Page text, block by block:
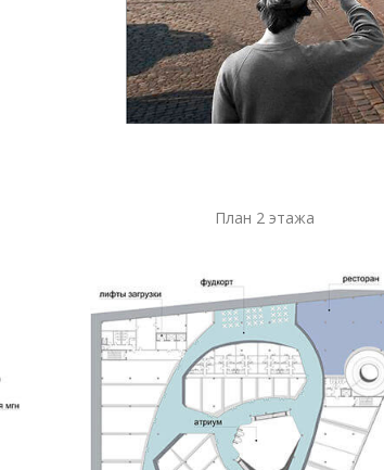
План 2 этажа